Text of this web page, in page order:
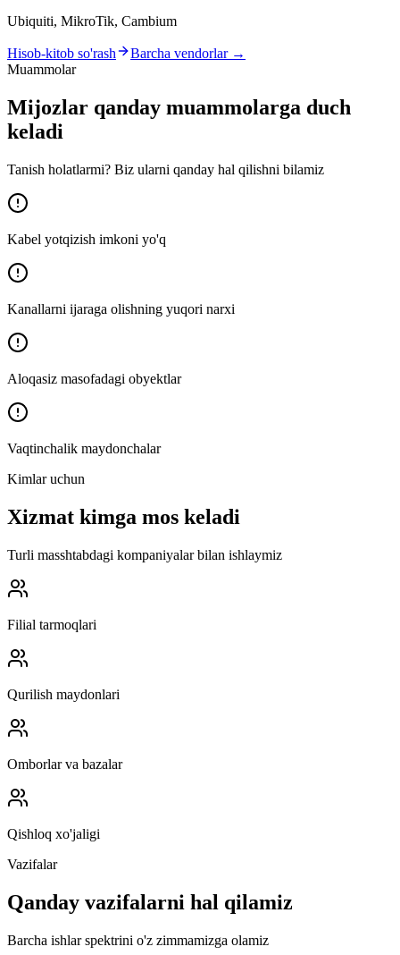
Ubiquiti, MikroTik, Cambium
Hisob-kitob so'rash
Barcha vendorlar →
Muammolar
Mijozlar qanday muammolarga duch
keladi
Tanish holatlarmi? Biz ularni qanday hal qilishni bilamiz
Kabel yotqizish imkoni yo'q
Kanallarni ijaraga olishning yuqori narxi
Aloqasiz masofadagi obyektlar
Vaqtinchalik maydonchalar
Kimlar uchun
Xizmat kimga mos keladi
Turli masshtabdagi kompaniyalar bilan ishlaymiz
Filial tarmoqlari
Qurilish maydonlari
Omborlar va bazalar
Qishloq xo'jaligi
Vazifalar
Qanday vazifalarni hal qilamiz
Barcha ishlar spektrini o'z zimmamizga olamiz